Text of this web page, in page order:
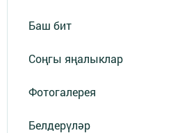
Баш бит
Соңгы яңалыклар
Фотогалерея
Белдерүләр